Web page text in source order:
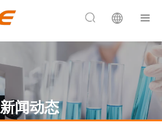
 
新闻动态